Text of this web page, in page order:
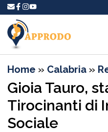
Home » Calabria »
Gioia Tauro,
Tirocinanti di
Sociale